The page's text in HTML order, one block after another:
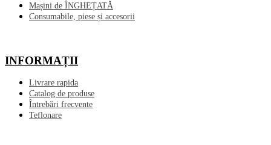
Mașini de ÎNGHEȚATĂ
Consumabile, piese și accesorii
INFORMAȚII
Livrare rapida
Catalog de produse
Întrebări frecvente
Teflonare